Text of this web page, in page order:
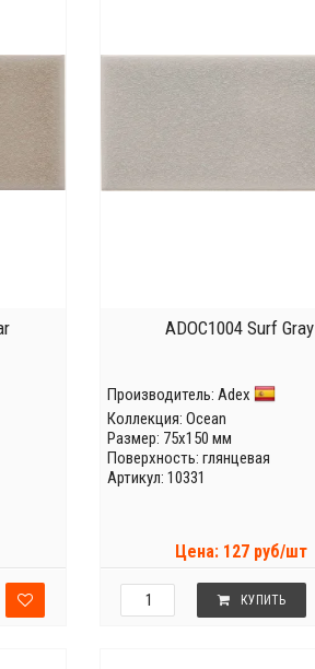
ADOC1004 Surf Gray
Производитель: Adex
Коллекция: Ocean
Размер: 75x150 мм
Поверхность: глянцевая
Артикул: 10331
Цена: 127 руб/шт
КУПИТЬ